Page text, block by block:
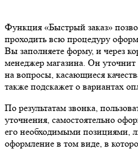
Функция «Быстрый заказ»
проходить всю процедуру
Вы заполняете форму, и через
менеджер магазина. Он уточнит
на вопросы, касающиеся
также подскажет о вариантах
По результатам звонка,
уточнения, самостоятельно
его необходимыми позициями,
оформление в том виде, в